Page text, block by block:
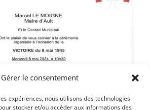
Gérer le consentement
expériences, nous utilisons des technologies
stocker et/ou accéder aux informations des